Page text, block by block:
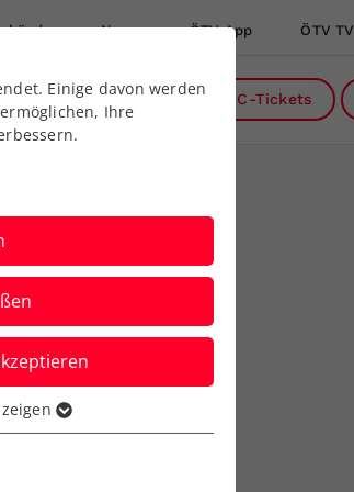
News ÖTV App ÖTV TV
Über uns DC-Tickets
Einige davon werden
Ihre
Funktionen der
dass die Webseite